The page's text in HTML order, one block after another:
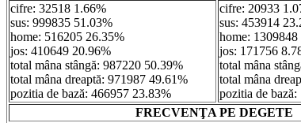
cifre: 32518 1.66%
sus: 999835 51.03%
home: 516205 26.35%
jos: 410649 20.96%
total mâna stângă: 987220 50.39%
total mâna dreaptă: 971987 49.61%
pozitia de bază: 466957 23.83%
cifre: 20933
sus: 453914
home:
jos: 171756
total mâna
total mâna
pozitia de
FRECVENŢA PE DEGETE